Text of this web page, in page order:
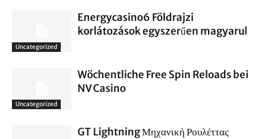
Uncategorized
Energycasino6 Földrajzi
korlátozások egyszerűen magyarul
Uncategorized
Wöchentliche Free Spin Reloads bei
NV Casino
GT Lightning Μηχανική Ρουλέττας